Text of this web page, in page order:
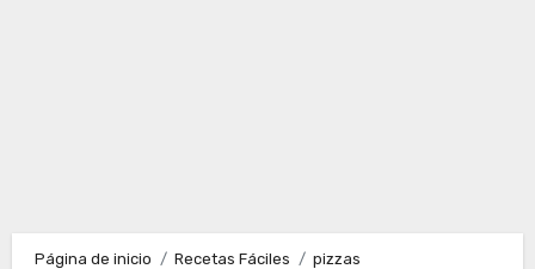
Página de inicio Recetas Fáciles
pizzas